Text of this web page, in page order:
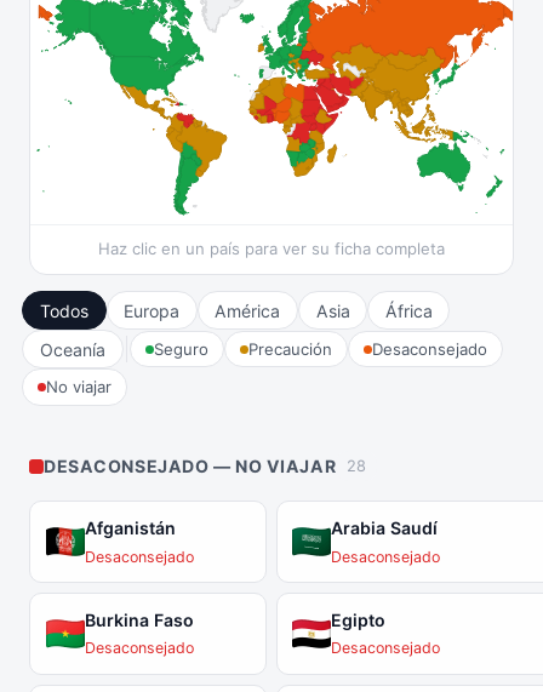
Haz clic en un país para ver su ficha completa
Todos Europa América Asia
África
Oceanía
Seguro Precaución
Desaconsejado
No viajar
DESACONSEJADO — NO VIAJAR 28
Afganistán
Desaconsejado
Arabia Saudí
Desaconsejado
Burkina Faso
Desaconsejado
Egipto
Desaconsejado